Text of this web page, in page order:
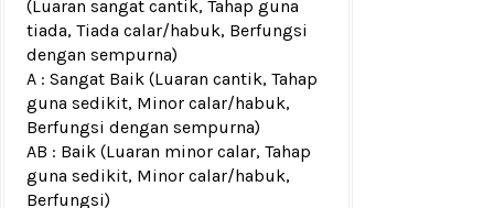
(Luaran sangat cantik, Tahap guna
tiada, Tiada calar/habuk, Berfungsi
dengan sempurna)
A : Sangat Baik (Luaran cantik, Tahap
guna sedikit, Minor calar/habuk,
Berfungsi dengan sempurna)
AB : Baik (Luaran minor calar, Tahap
guna sedikit, Minor calar/habuk,
Berfungsi)